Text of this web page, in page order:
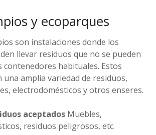
y ecoparques
son instalaciones donde los
llevar residuos que no se pueden
contenedores habituales. Estos
una amplia variedad de residuos,
electrodomésticos y otros enseres.
aceptados Muebles,
residuos peligrosos, etc.